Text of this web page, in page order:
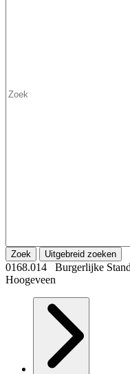
Zoek Uitgebreid zoeken
0168.014 Burgerlijke
Hoogeveen